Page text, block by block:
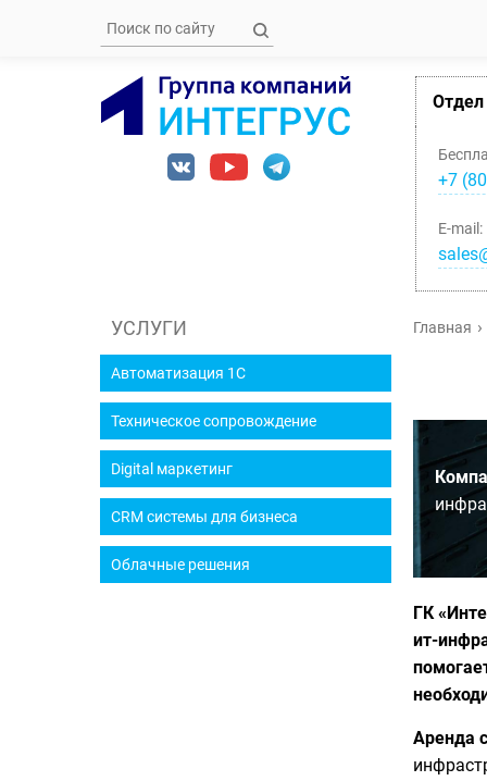
+7
E-mail:
УСЛУГИ
Автоматизация 1С
Техническое сопровождение
Digital маркетинг
CRM системы для бизнеса
Облачные решения
Главная
ГК
ит-
Аренда